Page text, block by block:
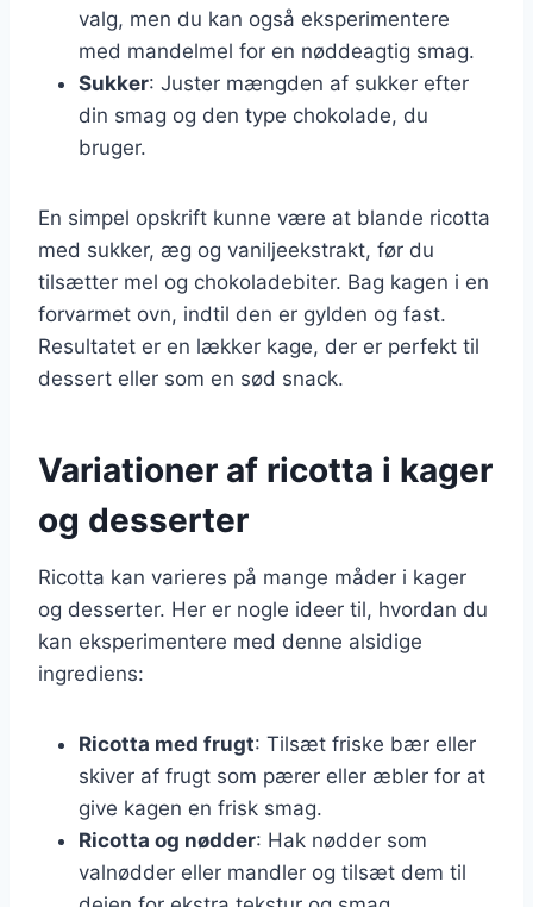
valg, men du kan også eksperimentere
med mandelmel for en nøddeagtig smag.
Sukker: Juster mængden af sukker efter
din smag og den type chokolade, du
bruger.
En simpel opskrift kunne være at blande ricotta
med sukker, æg og vaniljeekstrakt, før du
tilsætter mel og chokoladebiter. Bag kagen i en
forvarmet ovn, indtil den er gylden og fast.
Resultatet er en lækker kage, der er perfekt til
dessert eller som en sød snack.
Variationer af ricotta i kager
og desserter
Ricotta kan varieres på mange måder i kager
og desserter. Her er nogle ideer til, hvordan du
kan eksperimentere med denne alsidige
ingrediens:
Ricotta med frugt: Tilsæt friske bær eller
skiver af frugt som pærer eller æbler for at
give kagen en frisk smag.
Ricotta og nødder: Hak nødder som
valnødder eller mandler og tilsæt dem til